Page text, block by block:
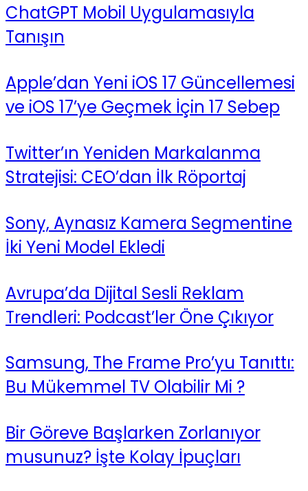
ChatGPT Mobil Uygulamasıyla
Tanışın
Apple’dan Yeni iOS 17 Güncellemesi
ve iOS 17’ye Geçmek İçin 17 Sebep
Twitter’ın Yeniden Markalanma
Stratejisi: CEO’dan İlk Röportaj
Sony, Aynasız Kamera Segmentine
İki Yeni Model Ekledi
Avrupa’da Dijital Sesli Reklam
Trendleri: Podcast’ler Öne Çıkıyor
Samsung, The Frame Pro’yu Tanıttı:
Bu Mükemmel TV Olabilir Mi ?
Bir Göreve Başlarken Zorlanıyor
musunuz? İşte Kolay İpuçları